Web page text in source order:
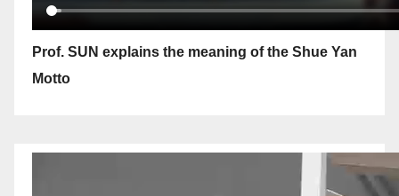
Prof. SUN explains the meaning of the Shue Yan
Motto